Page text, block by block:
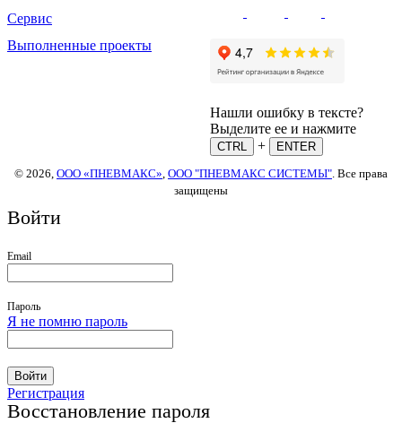
Сервис
Выполненные проекты
Нашли ошибку в тексте?
Выделите ее и нажмите
CTRL +
ENTER
© 2026, ООО «ПНЕВМАКС» ООО "ПНЕВМАКС СИСТЕМЫ" . Все права
защищены
Войти
Email
Пароль
Я не помню пароль
Войти
Регистрация
Восстановление пароля